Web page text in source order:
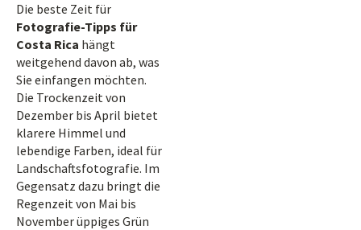
Die beste Zeit für
Fotografie-Tipps für
Costa Rica hängt
weitgehend davon ab, was
Sie einfangen möchten.
Die Trockenzeit von
Dezember bis April bietet
klarere Himmel und
lebendige Farben, ideal für
Landschaftsfotografie. Im
Gegensatz dazu bringt die
Regenzeit von Mai bis
November üppiges Grün